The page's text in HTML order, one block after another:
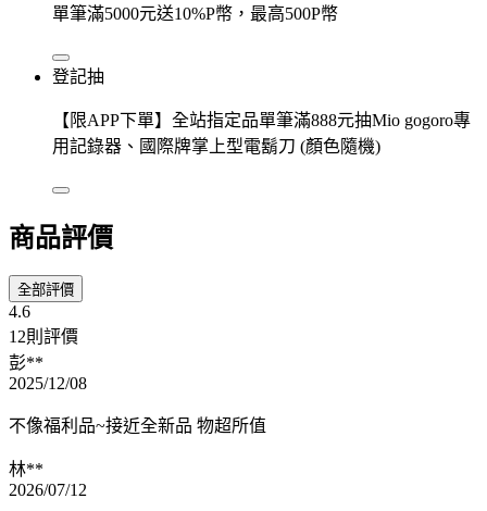
單筆滿5000元送10%P幣，最高500P幣
登記抽
【限APP下單】全站指定品單筆滿888元抽Mio gogoro專
用記錄器、國際牌掌上型電鬍刀 (顏色隨機)
商品評價
全部評價
4.6
12則評價
彭**
2025/12/08
不像福利品~接近全新品 物超所值
林**
2026/07/12